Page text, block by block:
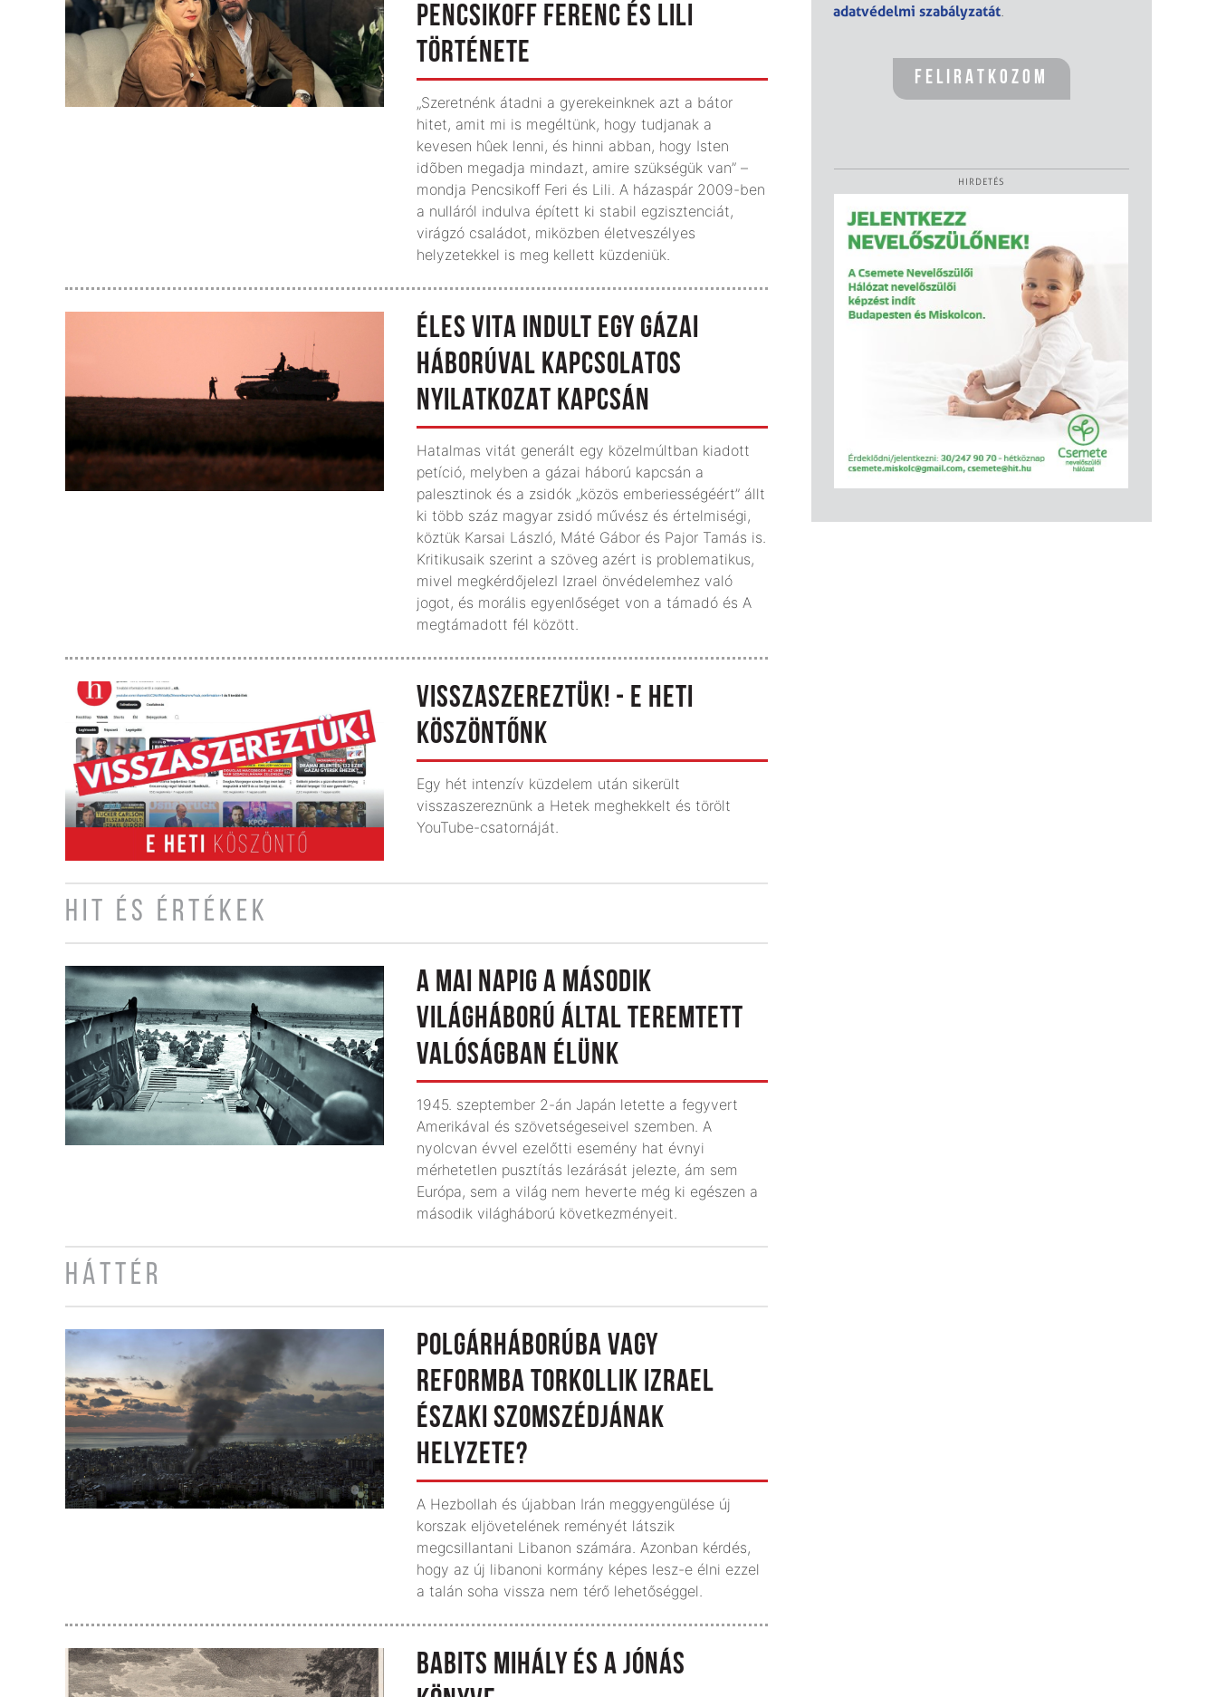
PENCSIKOFF FERENC ÉS LILI
TÖRTÉNETE
„Szeretnénk átadni a gyerekeinknek azt a bátor
hitet, amit mi is megéltünk, hogy tudjanak a
kevesen hûek lenni, és hinni abban, hogy Isten
idõben megadja mindazt, amire szükségük van” –
mondja Pencsikoff Feri és Lili. A házaspár 2009-ben
a nulláról indulva épített ki stabil egzisztenciát,
virágzó családot, miközben életveszélyes
helyzetekkel is meg kellett küzdeniük.
ÉLES VITA INDULT EGY GÁZAI
HÁBORÚVAL KAPCSOLATOS
NYILATKOZAT KAPCSÁN
Hatalmas vitát generált egy közelmúltban kiadott
petíció, melyben a gázai háború kapcsán a
palesztinok és a zsidók „közös emberiességéért” állt
ki több száz magyar zsidó művész és értelmiségi,
köztük Karsai László, Máté Gábor és Pajor Tamás is.
Kritikusaik szerint a szöveg azért is problematikus,
mivel megkérdőjelezI Izrael önvédelemhez való
jogot, és morális egyenlőséget von a támadó és A
megtámadott fél között.
VISSZASZEREZTÜK! - E HETI
KÖSZÖNTŐNK
Egy hét intenzív küzdelem után sikerült
visszaszereznünk a Hetek meghekkelt és törölt
YouTube-csatornáját.
HIT ÉS ÉRTÉKEK
A MAI NAPIG A MÁSODIK
VILÁGHÁBORÚ ÁLTAL TEREMTETT
VALÓSÁGBAN ÉLÜNK
1945. szeptember 2-án Japán letette a fegyvert
Amerikával és szövetségeseivel szemben. A
nyolcvan évvel ezelőtti esemény hat évnyi
mérhetetlen pusztítás lezárását jelezte, ám sem
Európa, sem a világ nem heverte még ki egészen a
második világháború következményeit.
HÁTTÉR
POLGÁRHÁBORÚBA VAGY
REFORMBA TORKOLLIK IZRAEL
ÉSZAKI SZOMSZÉDJÁNAK
HELYZETE?
A Hezbollah és újabban Irán meggyengülése új
korszak eljövetelének reményét látszik
megcsillantani Libanon számára. Azonban kérdés,
hogy az új libanoni kormány képes lesz-e élni ezzel
a talán soha vissza nem térő lehetőséggel.
BABITS MIHÁLY ÉS A JÓNÁS
adatvédelmi szabályzatát.
HIRDETÉS